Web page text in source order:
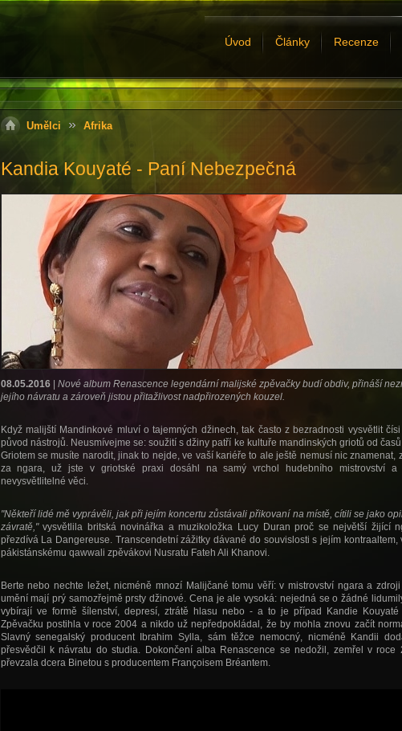
Úvod Články Recenze
Umělci Afrika
Kandia Kouyaté - Paní Nebezpečná
08.05.2016| Nové album Renascence legendární malijské zpěvačky budí obdiv, přináší
jejího návratu a zároveň jistou přitažlivost nadpřirozených kouzel.
Když malijští Mandinkové mluví o tajemných džinech, tak často z bezradnosti vysvětlit
původ nástrojů. Neusmívejme se: soužití s džiny patří ke kultuře mandinských griotů od
Griotem se musíte narodit, jinak to nejde, ve vaší kariéře to ale ještě nemusí nic znamenat,
za ngara, už jste v griotské praxi dosáhl na samý vrchol hudebního mistrovství a
nevysvětlitelné věci.
"Někteří lidé mě vyprávěli, jak při jejím koncertu zůstávali přikovaní na místě, cítili se jako
závratě,"vysvětlila britská novinářka a muzikoložka Lucy Duran proč se největší žijící
přezdívá La Dangereuse. Transcendetní zážitky dávané do souvislosti s jejím
pákistánskému qawwali zpěvákovi Nusratu Fateh Ali Khanovi.
Berte nebo nechte ležet, nicméně mnozí Malijčané tomu věří: v mistrovství ngara a
umění mají prý samozřejmě prsty džinové. Cena je ale vysoká: nejedná se o žádné
vybírají ve formě šílenství, depresí, ztrátě hlasu nebo - a to je případ Kandie Kouyaté
Zpěvačku postihla v roce 2004 a nikdo už nepředpokládal, že by mohla znovu začít
Slavný senegalský producent Ibrahim Sylla, sám těžce nemocný, nicméně Kandii
přesvědčil k návratu do studia. Dokončení alba Renascence se nedožil, zemřel v
převzala dcera Binetou s producentem Françoisem Bréantem.